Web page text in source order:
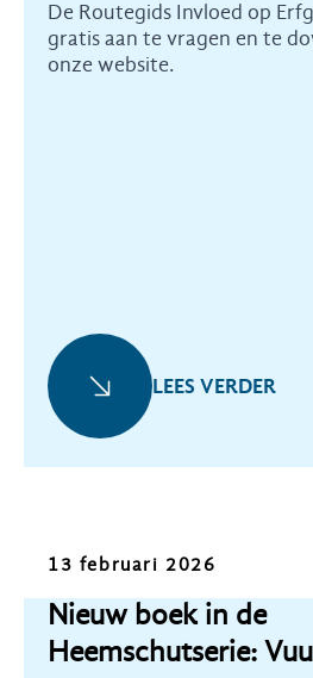
De Routegids Invloed op
gratis aan te vragen en te
onze website.
LEES VERDER
Nieuws
13 februari 2026
Nieuw boek in de
Heemschutserie: